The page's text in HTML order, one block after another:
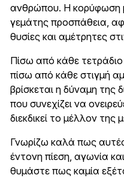
ανθρώπου. Η κορύφωση
γεμάτης προσπάθεια,
θυσίες και αμέτρητες
Πίσω από κάθε
πίσω από κάθε στιγμή
βρίσκεται η δύναμη της
που συνεχίζει να
διεκδικεί το μέλλον της
Γνωρίζω καλά πως
έντονη πίεση, αγωνία
θυμάστε πως καμία